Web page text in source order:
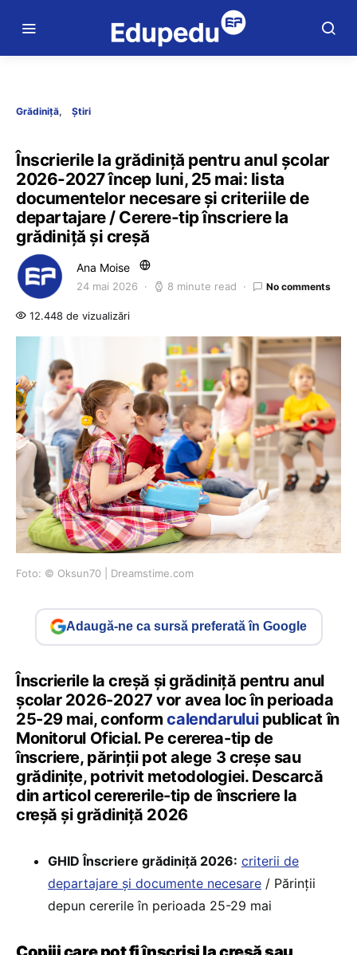
Grădiniță Știri
Înscrierile la grădiniță pentru anul școlar
2026-2027 încep luni, 25 mai: lista
documentelor necesare și criteriile de
departajare / Cerere-tip înscriere la
grădiniță și creșă
Ana Moise
24 mai 2026 8 minute read No comments
12.448 de vizualizări
Foto: © Oksun70 | Dreamstime.com
Adaugă-ne ca sursă preferată în Google
Înscrierile la creșă și grădiniță pentru anul
școlar 2026-2027 vor avea loc în perioada
25-29 mai, conformcalendaruluipublicat în
Monitorul Oficial. Pe cererea-tip de
înscriere, părinții pot alege 3 creșe sau
grădinițe, potrivit metodologiei. Descarcă
din articol cerererile-tip de înscriere la
creșă și grădiniță 2026
GHID Înscriere grădiniță 2026: criterii de
departajare și documente necesare / Părinții
depun cererile în perioada 25-29 mai